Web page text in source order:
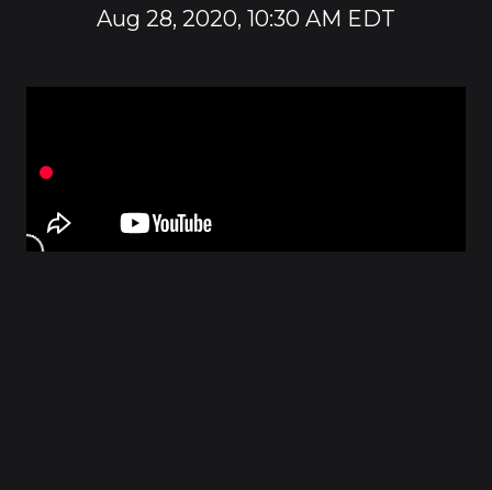
Aug 28, 2020, 10:30 AM EDT